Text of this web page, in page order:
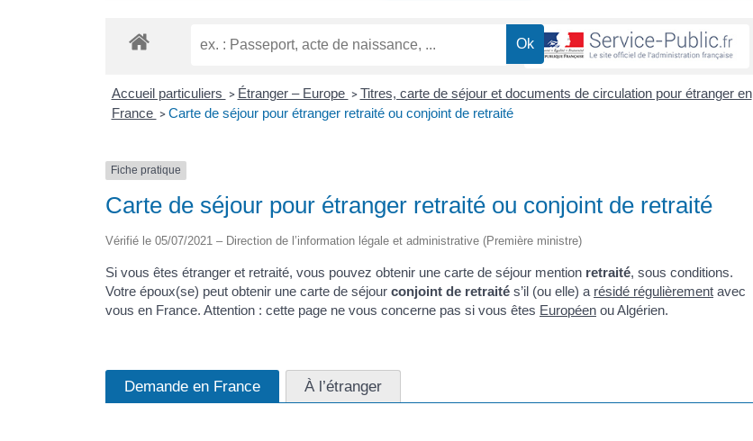
Accueil particuliers > Étranger – Europe > Titres, carte de séjour et documents de circulation pour étranger en
France > Carte de séjour pour étranger retraité ou conjoint de retraité
Fiche pratique
Carte de séjour pour étranger retraité ou conjoint de retraité
Vérifié le 05/07/2021 – Direction de l’information légale et administrative (Première ministre)
Si vous êtes étranger et retraité, vous pouvez obtenir une carte de séjour mention retraité, sous conditions.
Votre époux(se) peut obtenir une carte de séjour conjoint de retraité s’il (ou elle) a résidé régulièrement avec
vous en France. Attention : cette page ne vous concerne pas si vous êtes Européen ou Algérien.
Demande en France À l’étranger